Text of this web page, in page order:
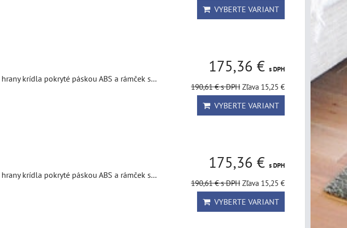
VYBERTE VARIANT
krídla pokryté páskou ABS a rámček s...
175,36 € s DPH
190,61 €s DPH Zľava 15,25 €
VYBERTE VARIANT
krídla pokryté páskou ABS a rámček s...
175,36 € s DPH
190,61 €s DPH Zľava 15,25 €
VYBERTE VARIANT